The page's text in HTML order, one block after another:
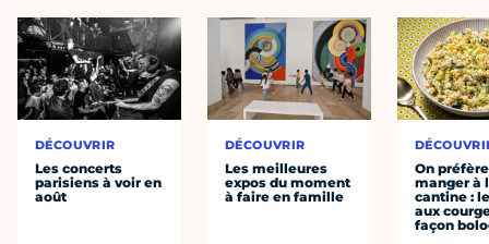
DÉCOUVRIR
Les concerts
parisiens à voir en
août
DÉCOUVRIR
Les meilleures
expos du moment
à faire en famille
On préfère
manger à
cantine :
aux
façon